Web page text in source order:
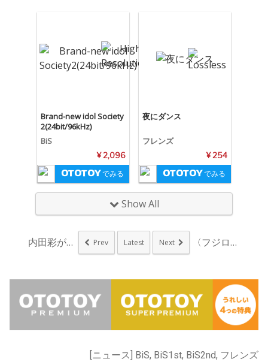
Brand-new idol Society
2(24bit/96kHz)
BiS
¥ 2,096
でみる
夜にダンス
フレンズ
¥ 254
でみる
Show All
内田彩が選出 4月度... Prev Latest Next 〈フジロック〉の前に...
[ニュース] BiS, BiS1st, BiS2nd, フレンズ